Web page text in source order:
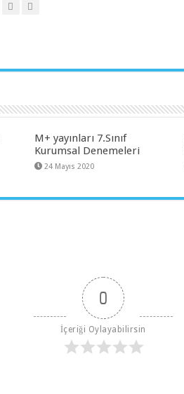
M+ yayınları 7.Sınıf
Kurumsal Denemeleri
24 Mayıs 2020
0
İçeriği Oylayabilirsin